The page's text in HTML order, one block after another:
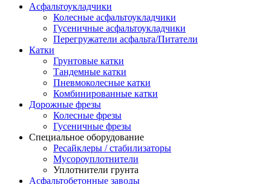
Асфальтоукладчики
Колесные асфальтоукладчики
Гусеничные асфальтоукладчики
Перегружатели асфальта/Питатели
Катки
Грунтовые катки
Тандемные катки
Пневмоколесные катки
Комбинированные катки
Дорожные фрезы
Колесные фрезы
Гусеничные фрезы
Специальное оборудование
Ресайклеры / стабилизаторы
Мусороуплотнители
Уплотнители грунта
Асфальтобетонные заводы